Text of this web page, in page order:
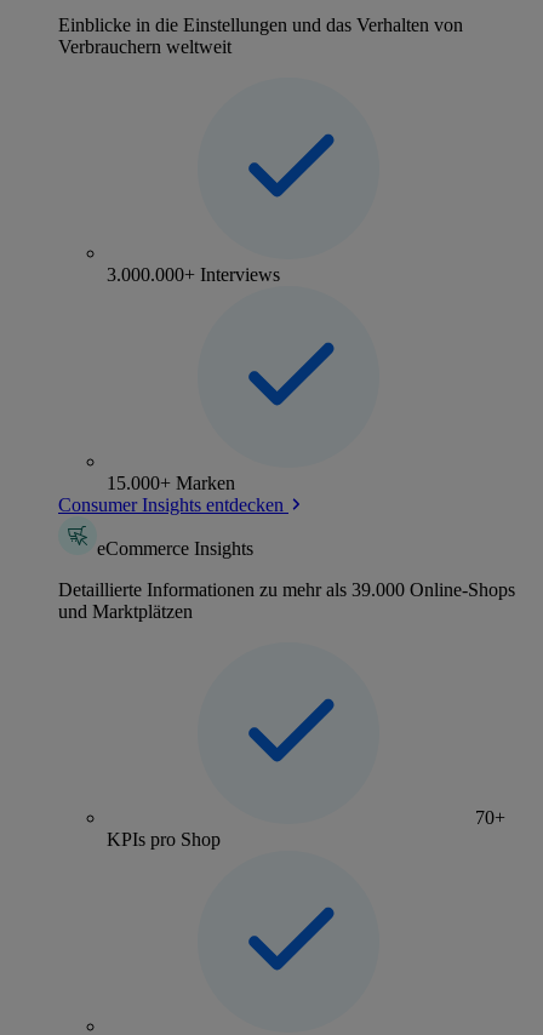
Einblicke in die Einstellungen und das Verhalten von
Verbrauchern weltweit
3.000.000+ Interviews
15.000+ Marken
Consumer Insights entdecken
eCommerce Insights
Detaillierte Informationen zu mehr als 39.000 Online-Shops
und Marktplätzen
70+
KPIs pro Shop